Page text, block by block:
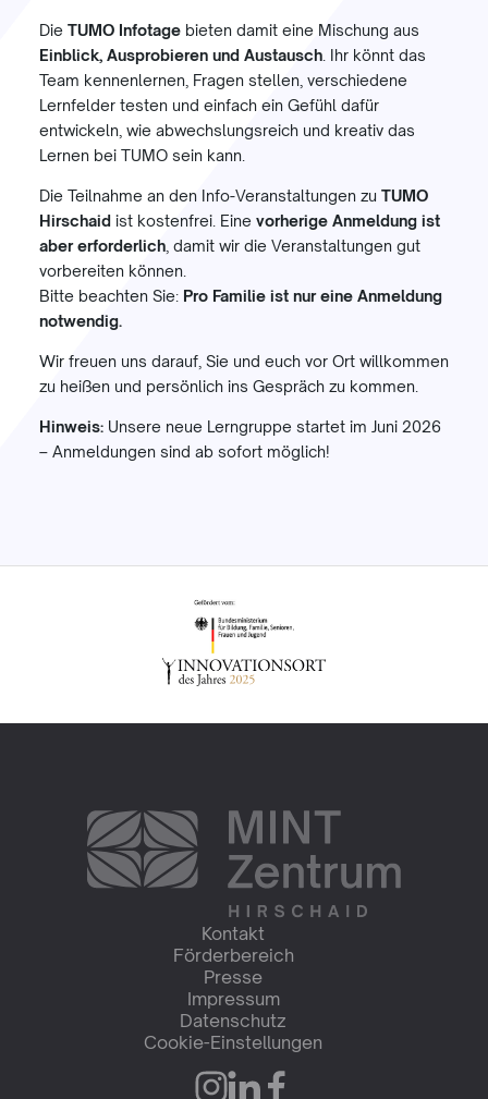
Die TUMO Infotage bieten damit eine Mischung aus
Einblick, Ausprobieren und Austausch . Ihr könnt das
Team kennenlernen, Fragen stellen, verschiedene
Lernfelder testen und einfach ein Gefühl dafür
entwickeln, wie abwechslungsreich und kreativ das
Lernen bei TUMO sein kann.
Die Teilnahme an den Info-Veranstaltungen zu TUMO
Hirschaid ist kostenfrei. Eine vorherige Anmeldung ist
aber erforderlich , damit wir die Veranstaltungen gut
vorbereiten können.
Bitte beachten Sie: Pro Familie ist nur eine Anmeldung
notwendig.
Wir freuen uns darauf, Sie und euch vor Ort willkommen
zu heißen und persönlich ins Gespräch zu kommen.
Hinweis: Unsere neue Lerngruppe startet im Juni 2026
– Anmeldungen sind ab sofort möglich!
Kontakt
Förderbereich
Presse
Impressum
Datenschutz
Cookie-Einstellungen